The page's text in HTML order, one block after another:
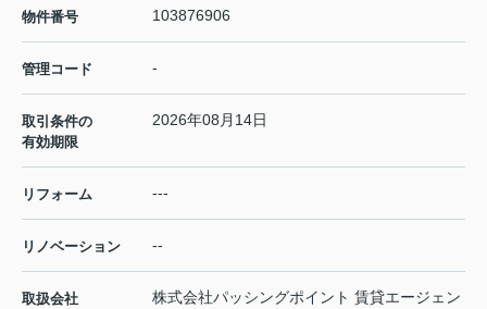
物件番号 103876906
管理コード -
取引条件の
有効期限
2026年08月14日
リフォーム ---
リノベーション --
取扱会社
株式会社パッシングポイント 賃貸エージェン